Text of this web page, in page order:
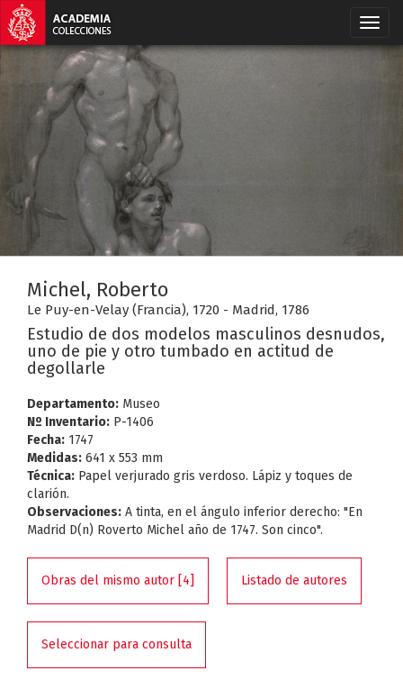
Michel, Roberto
Le Puy-en-Velay (Francia), 1720 - Madrid, 1786
Estudio de dos modelos masculinos desnudos,
uno de pie y otro tumbado en actitud de
degollarle
Departamento: Museo
Nº Inventario: P-1406
Fecha: 1747
Medidas: 641 x 553 mm
Técnica: Papel verjurado gris verdoso. Lápiz y toques de
clarión.
Observaciones: A tinta, en el ángulo inferior derecho: "En
Madrid D(n) Roverto Michel año de 1747. Son cinco".
Obras del mismo autor [4] Listado de autores
Seleccionar para consulta